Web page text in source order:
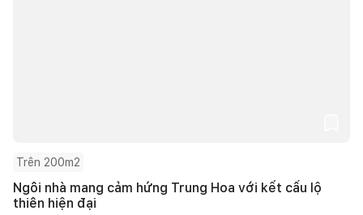
Trên 200m2
Ngôi nhà mang cảm hứng Trung Hoa với kết cấu lộ
thiên hiện đại